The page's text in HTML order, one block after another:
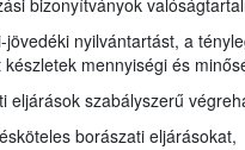
bizonyítványok
jövedéki nyilvántartást, a
készletek mennyiségi és
eljárások szabályszerű
borászati eljárásokat,